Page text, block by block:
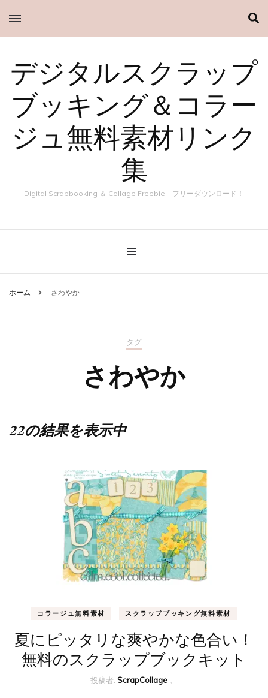
デジタルスクラップ
ブッキング＆コラー
ジュ無料素材リンク
集
Digital Scrapbooking ＆ Collage Freebie フリーダウンロード！
ホーム さわやか
タグ
さわやか
22の結果を表示中
コラージュ無料素材 スクラップブッキング無料素材
夏にピッタリな爽やかな色合い！
無料のスクラップブックキット
投稿者: ScrapCollage